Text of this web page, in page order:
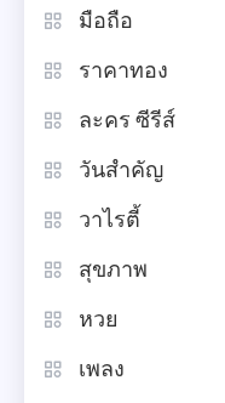
มือถือ
ราคาทอง
ละคร ซีรีส์
วันสำคัญ
วาไรตี้
สุขภาพ
หวย
เพลง